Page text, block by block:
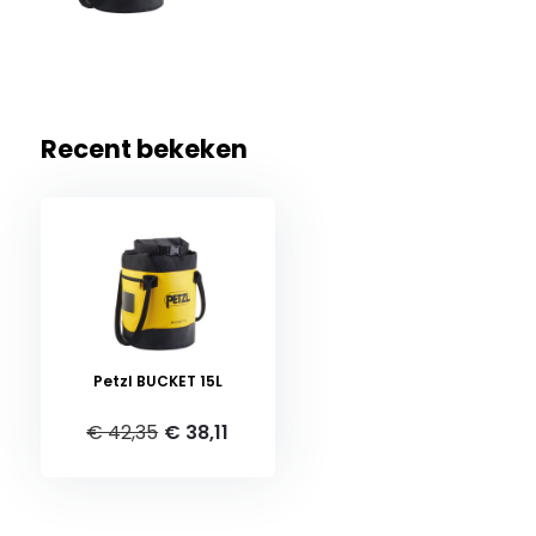
Recent bekeken
Petzl BUCKET 15L
€ 42,35 € 38,11